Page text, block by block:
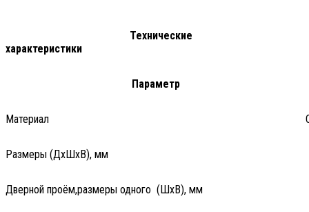
Технические
характеристики
Параметр
Материал
Размеры (ДxШxВ), мм
Дверной проём,размеры одного (ШxВ), мм